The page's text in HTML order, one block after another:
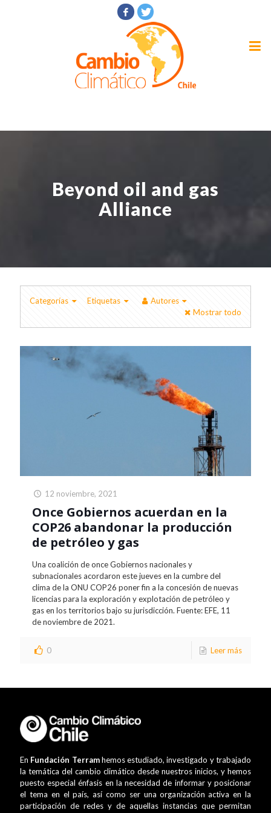
Beyond oil and gas
Alliance
Categorías Etiquetas
Autores
Mostrar todo
12 noviembre, 2021
Once Gobiernos acuerdan en la
COP26 abandonar la producción
de petróleo y gas
Una coalición de once Gobiernos nacionales y
subnacionales acordaron este jueves en la cumbre del
clima de la ONU COP26 poner fin a la concesión de nuevas
licencias para la exploración y explotación de petróleo y
gas en los territorios bajo su jurisdicción. Fuente: EFE, 11
de noviembre de 2021.
0 Leer más
En Fundación Terramhemos estudiado, investigado y trabajado
la temática del cambio climático desde nuestros inicios, y hemos
puesto especial énfasis en la necesidad de informar y posicionar
el tema en el país, así como ser una organización activa en la
participación de redes y de aquellas instancias que permitan